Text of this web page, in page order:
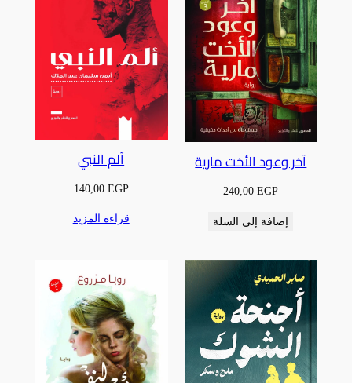
آخر وعود الأخت مارية
240,00EGP
إضافة إلى السلة
آلم النبي
140,00 EGP
قراءة المزيد